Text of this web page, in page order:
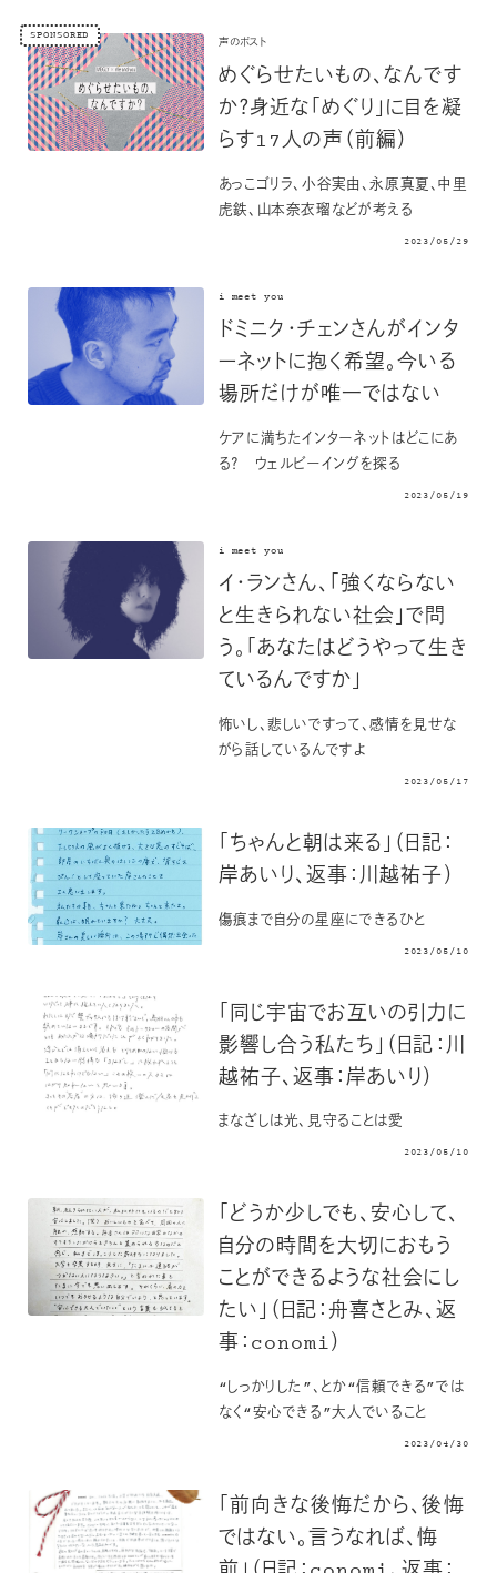
SPONSORED
声のポスト
めぐらせたいもの、なんです
か？身近な「めぐり」に目を凝
らす17人の声（前編）
あっこゴリラ、小谷実由、永原真夏、中里
虎鉄、山本奈衣瑠などが考える
2023/05/29
i meet you
ドミニク・チェンさんがインタ
ーネットに抱く希望。今いる
場所だけが唯一ではない
ケアに満ちたインターネットはどこにあ
る？ ウェルビーイングを探る
2023/05/19
i meet you
イ・ランさん、「強くならない
と生きられない社会」で問
う。「あなたはどうやって生き
ているんですか」
怖いし、悲しいですって、感情を見せな
がら話しているんですよ
2023/05/17
「ちゃんと朝は来る」（日記：
岸あいり、返事：川越祐子）
傷痕まで自分の星座にできるひと
2023/05/10
「同じ宇宙でお互いの引力に
影響し合う私たち」（日記：川
越祐子、返事：岸あいり）
まなざしは光、見守ることは愛
2023/05/10
「どうか少しでも、安心して、
自分の時間を大切におもう
ことができるような社会にし
たい」（日記：舟喜さとみ、返
事：conomi）
“しっかりした”、とか“信頼できる”では
なく“安心できる”大人でいること
2023/04/30
「前向きな後悔だから、後悔
ではない。言うなれば、悔